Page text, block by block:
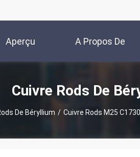
Aperçu A Propos De
Nous
Cuivre Rods De
De Béryllium / Cuivre Rods M25